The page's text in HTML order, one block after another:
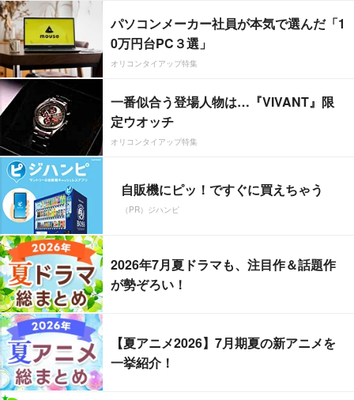
パソコンメーカー社員が本気で選んだ「1
0万円台PC３選」
オリコンタイアップ特集
一番似合う登場人物は…『VIVANT』限
定ウオッチ
オリコンタイアップ特集
自販機にピッ！ですぐに買えちゃう
（PR）ジハンピ
2026年7月夏ドラマも、注目作＆話題作
が勢ぞろい！
【夏アニメ2026】7月期夏の新アニメを
一挙紹介！